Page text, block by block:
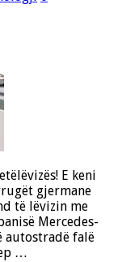
E keni
gjermane
të lëvizin me
Mercedes-
autostradë falë
…